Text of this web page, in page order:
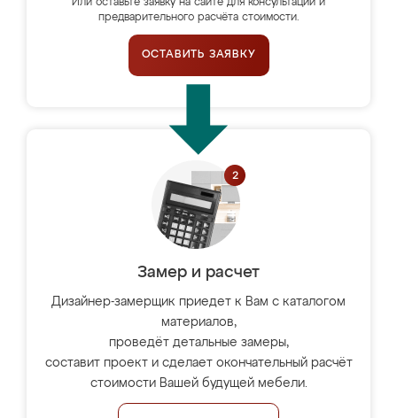
Или оставьте заявку на сайте для консультации и
предварительного расчёта стоимости.
ОСТАВИТЬ ЗАЯВКУ
Замер и расчет
Дизайнер-замерщик приедет к Вам с каталогом
материалов,
проведёт детальные замеры,
составит проект и сделает окончательный расчёт
стоимости Вашей будущей мебели.